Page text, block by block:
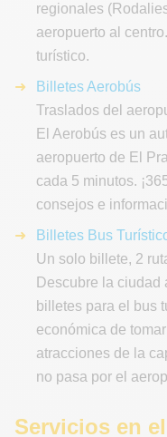
regionales
aeropuerto al
turístico.
Billetes Aerobús
Traslados del
El Aerobús es un
aeropuerto de El
cada 5 minutos.
consejos e
Billetes Bus
Un solo billete, 2
Descubre la ciudad
billetes para el bus
económica de
atracciones de la
no pasa por el
Servicios en